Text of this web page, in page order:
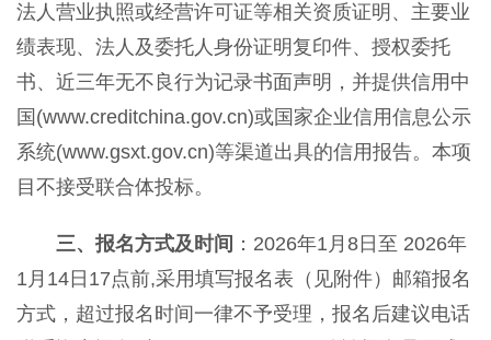
法人营业执照或经营许可证等相关资质证明、主要业
绩表现、法人及委托人身份证明复印件、授权委托
书、近三年无不良行为记录书面声明，并提供信用中
国(www.creditchina.gov.cn)或国家企业信用信息公示
系统(www.gsxt.gov.cn)等渠道出具的信用报告。本项
目不接受联合体投标。
三、报名方式及时间 ：2026年1月8日至 2026年
1月14日17点前,采用填写报名表（见附件）邮箱报名
方式，超过报名时间一律不予受理，报名后建议电话